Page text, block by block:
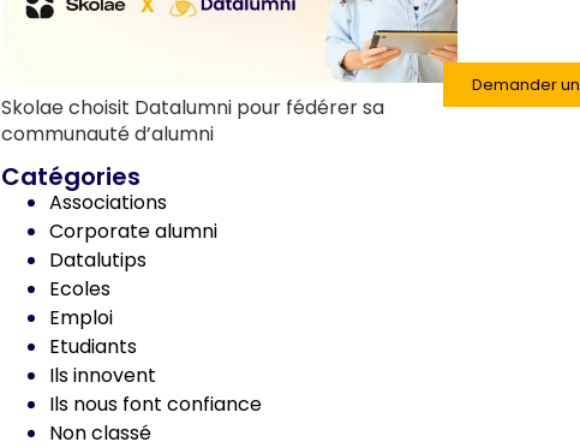
Demander
Skolae choisit Datalumni pour fédérer sa
communauté d’alumni
Catégories
Associations
Corporate alumni
Datalutips
Ecoles
Emploi
Etudiants
Ils innovent
Ils nous font confiance
Non classé